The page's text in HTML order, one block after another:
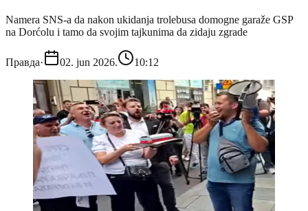
Namera SNS-a da nakon ukidanja trolebusa domogne garaže GSP
na Dorćolu i tamo da svojim tajkunima da zidaju zgrade
Правда· 02. jun 2026. 10:12